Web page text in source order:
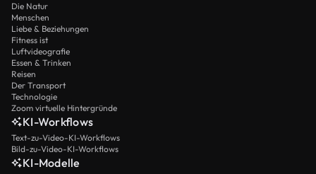
Die Natur
Menschen
Liebe & Beziehungen
Fitness ist
Luftvideografie
Essen & Trinken
Reisen
Der Transport
Technologie
Zoom virtuelle Hintergründe
KI-Workflows
Text-zu-Video-KI-Workflows
Bild-zu-Video-KI-Workflows
KI-Modelle